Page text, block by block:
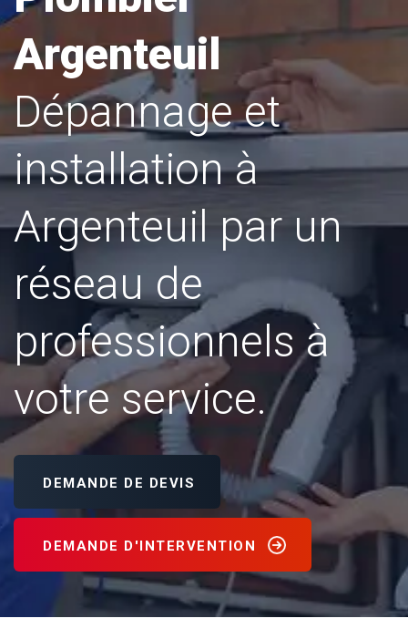
Argenteuil
Dépannage et
installation à
Argenteuil par un
réseau de
professionnels à
votre service.
DEMANDE DE DEVIS
DEMANDE D'INTERVENTION